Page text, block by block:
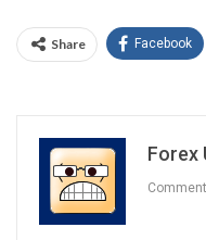
Share Facebook
Forex